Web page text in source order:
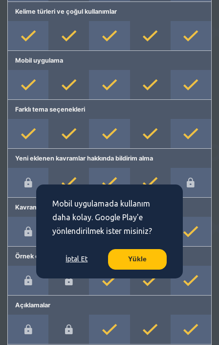
Kelime türleri ve çoğul kullanımlar
Mobil uygulama
Farklı tema seçenekleri
Yeni eklenen kavramlar hakkında bildirim alma
Kavram önerme
Örnek cümleler
Açıklamalar
Mobil uygulamada kullanım
daha kolay. Google Play'e
yönlendirilmek ister misiniz?
İptal Et Yükle